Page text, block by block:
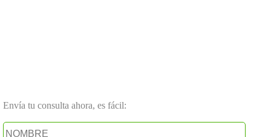
Envía tu consulta ahora, es fácil: